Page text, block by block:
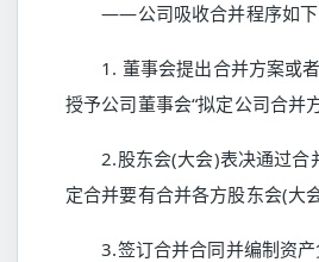
——公司吸收合并程序如下
1. 董事会提出合并方案或者
授予公司董事会“拟定公司合并
2.股东会(大会)表决通过合
定合并要有合并各方股东会(大
3.签订合并合同并编制资产